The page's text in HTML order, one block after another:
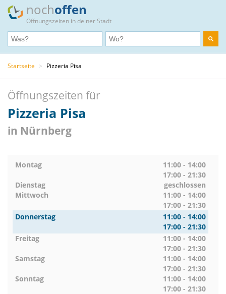
nochoffen
Öffnungszeiten in deiner Stadt
Startseite > Pizzeria Pisa
Öffnungszeiten für
Pizzeria Pisa
in Nürnberg
Montag
11:00 - 14:00
17:00 - 21:30
Dienstag
geschlossen
Mittwoch
11:00 - 14:00
17:00 - 21:30
Donnerstag
11:00 - 14:00
17:00 - 21:30
Freitag
11:00 - 14:00
17:00 - 21:30
Samstag
11:00 - 14:00
17:00 - 21:30
Sonntag
11:00 - 14:00
17:00 - 21:30